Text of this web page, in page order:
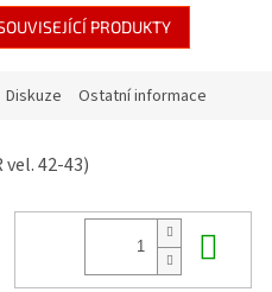
PRODUKTY
Diskuze Ostatní informace
42-43)